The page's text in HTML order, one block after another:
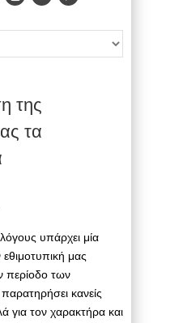
της
τα
υπάρχει μία
μας
περίοδο των
κανείς
για τον χαρακτήρα και